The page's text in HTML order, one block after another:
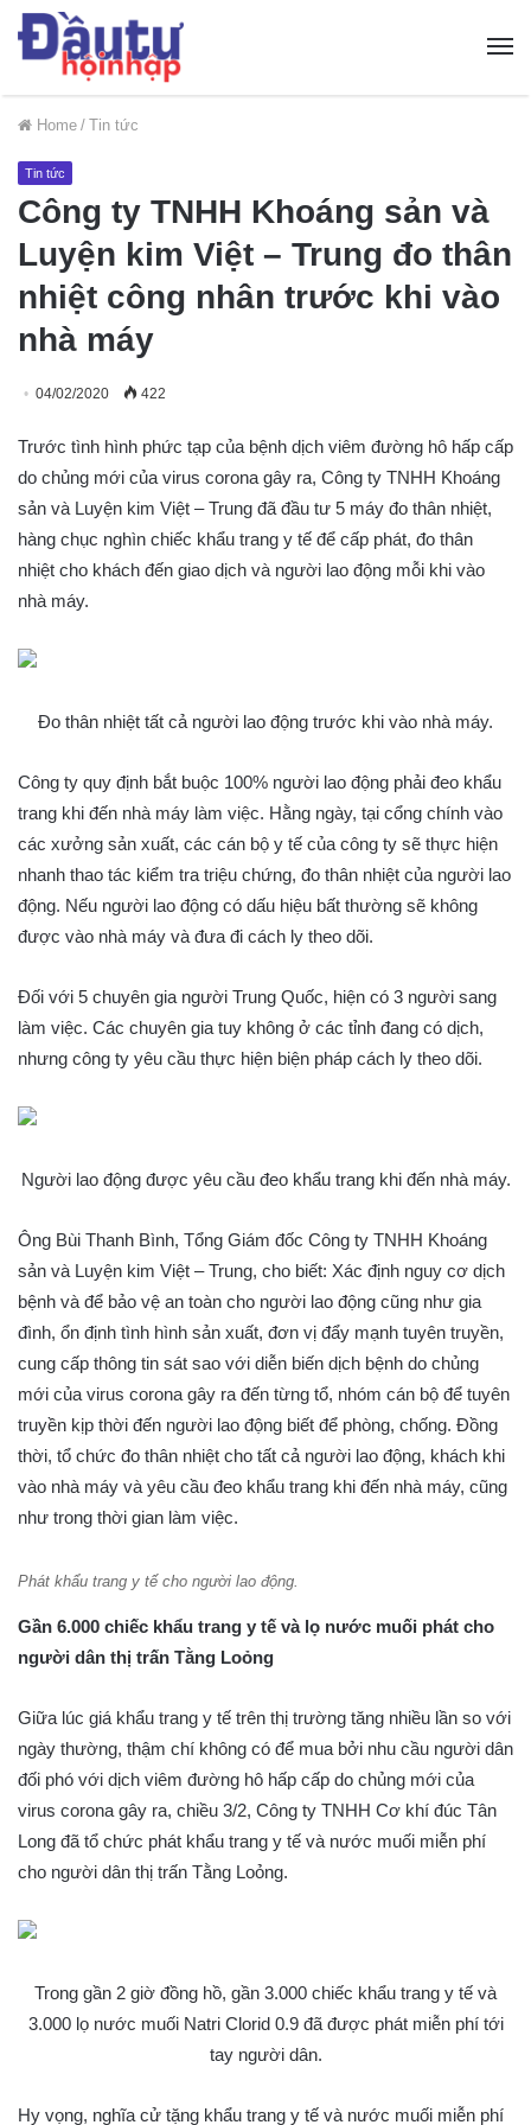
Home / Tin tức
Tin tức
Công ty TNHH Khoáng sản và
Luyện kim Việt – Trung đo thân
nhiệt công nhân trước khi vào
nhà máy
04/02/2020 422
Trước tình hình phức tạp của bệnh dịch viêm đường hô hấp cấp
do chủng mới của virus corona gây ra, Công ty TNHH Khoáng
sản và Luyện kim Việt – Trung đã đầu tư 5 máy đo thân nhiệt,
hàng chục nghìn chiếc khẩu trang y tế để cấp phát, đo thân
nhiệt cho khách đến giao dịch và người lao động mỗi khi vào
nhà máy.
Đo thân nhiệt tất cả người lao động trước khi vào nhà máy.
Công ty quy định bắt buộc 100% người lao động phải đeo khẩu
trang khi đến nhà máy làm việc. Hằng ngày, tại cổng chính vào
các xưởng sản xuất, các cán bộ y tế của công ty sẽ thực hiện
nhanh thao tác kiểm tra triệu chứng, đo thân nhiệt của người lao
động. Nếu người lao động có dấu hiệu bất thường sẽ không
được vào nhà máy và đưa đi cách ly theo dõi.
Đối với 5 chuyên gia người Trung Quốc, hiện có 3 người sang
làm việc. Các chuyên gia tuy không ở các tỉnh đang có dịch,
nhưng công ty yêu cầu thực hiện biện pháp cách ly theo dõi.
Người lao động được yêu cầu đeo khẩu trang khi đến nhà máy.
Ông Bùi Thanh Bình, Tổng Giám đốc Công ty TNHH Khoáng
sản và Luyện kim Việt – Trung, cho biết: Xác định nguy cơ dịch
bệnh và để bảo vệ an toàn cho người lao động cũng như gia
đình, ổn định tình hình sản xuất, đơn vị đẩy mạnh tuyên truyền,
cung cấp thông tin sát sao với diễn biến dịch bệnh do chủng
mới của virus corona gây ra đến từng tổ, nhóm cán bộ để tuyên
truyền kịp thời đến người lao động biết để phòng, chống. Đồng
thời, tổ chức đo thân nhiệt cho tất cả người lao động, khách khi
vào nhà máy và yêu cầu đeo khẩu trang khi đến nhà máy, cũng
như trong thời gian làm việc.
Phát khẩu trang y tế cho người lao động.
Gần 6.000 chiếc khẩu trang y tế và lọ nước muối phát cho
người dân thị trấn Tằng Loỏng
Giữa lúc giá khẩu trang y tế trên thị trường tăng nhiều lần so với
ngày thường, thậm chí không có để mua bởi nhu cầu người dân
đối phó với dịch viêm đường hô hấp cấp do chủng mới của
virus corona gây ra, chiều 3/2, Công ty TNHH Cơ khí đúc Tân
Long đã tổ chức phát khẩu trang y tế và nước muối miễn phí
cho người dân thị trấn Tằng Loỏng.
Trong gần 2 giờ đồng hồ, gần 3.000 chiếc khẩu trang y tế và
3.000 lọ nước muối Natri Clorid 0.9 đã được phát miễn phí tới
tay người dân.
Hy vọng, nghĩa cử tặng khẩu trang y tế và nước muối miễn phí